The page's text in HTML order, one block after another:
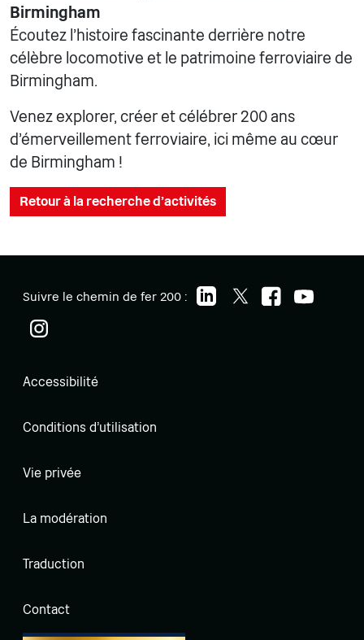
Birmingham
Écoutez l'histoire fascinante derrière notre
célèbre locomotive et le patrimoine ferroviaire de
Birmingham.
Venez explorer, créer et célébrer 200 ans
d'émerveillement ferroviaire, ici même au cœur
de Birmingham !
Retour à la recherche d'activités
Suivre le chemin de fer 200 :
Accessibilité
Conditions d'utilisation
Vie privée
La modération
Traduction
Contact